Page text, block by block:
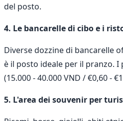
del posto.
4. Le bancarelle di cibo e i
Diverse dozzine di bancarelle
è il posto ideale per il pranzo.
(15.000 - 40.000 VND / €0,60 -
5. L'area dei souvenir per